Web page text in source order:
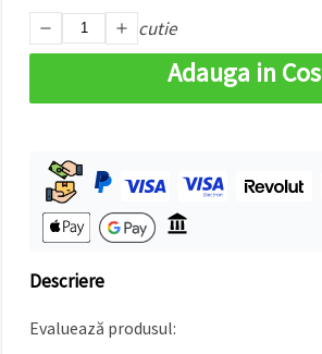
toate!
cutie
Adauga in Cos
Descriere
Evaluează produsul: